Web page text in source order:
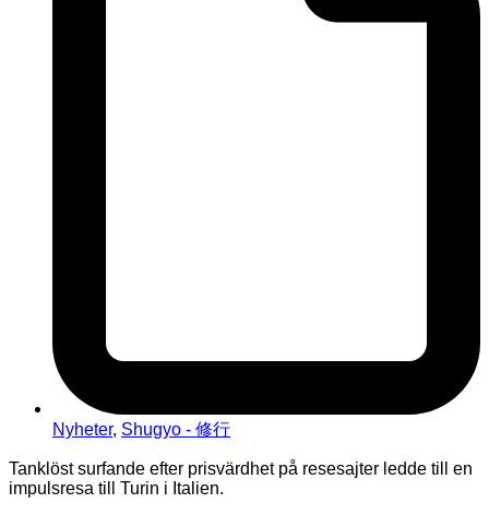
Nyheter, Shugyo - 修行
Tanklöst surfande efter prisvärdhet på resesajter ledde till en
impulsresa till Turin i Italien.